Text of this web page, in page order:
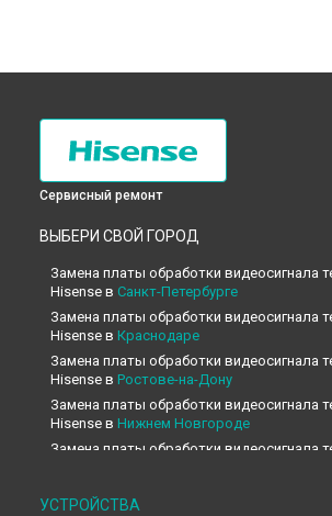
Сервисный ремонт
ВЫБЕРИ СВОЙ ГОРОД
Замена платы обработки видеосигнала
Hisense в Санкт-Петербурге
Замена платы обработки видеосигнала
Hisense в Краснодаре
Замена платы обработки видеосигнала
Hisense в Ростове-на-Дону
Замена платы обработки видеосигнала
Hisense в Нижнем Новгороде
Замена платы обработки видеосигнала
Замена платы обработки видеосигнала
Hisense в Челябинске
УСТРОЙСТВА